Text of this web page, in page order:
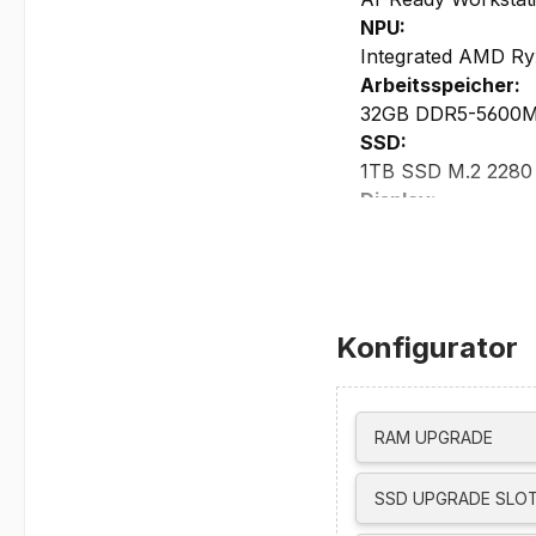
NPU:
Integrated AMD
Arbeitsspeicher:
32GB DDR5-
SSD:
1TB SSD M.2
Display:
14" Display,
viewing angle,
Grafikkarte:
AMD Radeon 860M
• 2x 5120x3200
• 1x 3840x2160
Maximale
Konfigurator
RAM UPGRADE
SSD UPGRADE